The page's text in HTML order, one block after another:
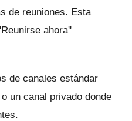
de reuniones. Esta
ahora''
de canales estándar
un canal privado donde